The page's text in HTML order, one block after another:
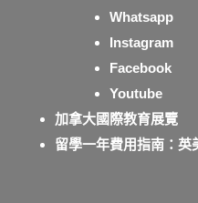
Whatsapp
Instagram
Facebook
Youtube
加拿大國際教育展覽
留學一年費用指南：英